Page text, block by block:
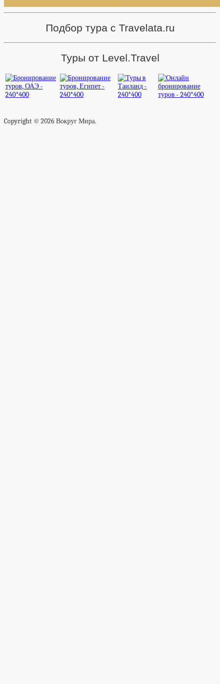
Подбор тура с Travelata.ru
Туры от Level.Travel
Copyright © 2026 Вокруг Мира.